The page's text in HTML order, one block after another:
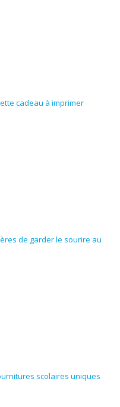
cadeau à imprimer
de garder le sourire au
scolaires uniques